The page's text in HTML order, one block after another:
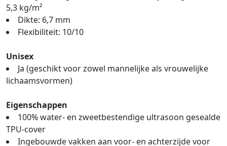
5,3 kg/m²
Dikte: 6,7 mm
Flexibiliteit: 10/10
Unisex
Ja (geschikt voor zowel mannelijke als vrouwelijke
lichaamsvormen)
Eigenschappen
100% water- en zweetbestendige ultrasoon gesealde
TPU-cover
Ingebouwde vakken aan voor- en achterzijde voor